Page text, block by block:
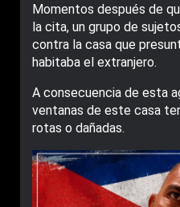
Momentos después de
la cita, un grupo de
contra la casa que
habitaba el extranjero.
A consecuencia de esta
ventanas de este casa
rotas o dañadas.